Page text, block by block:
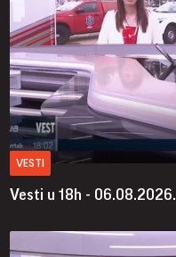
VESTI
Vesti u 18h - 06.08.2026.